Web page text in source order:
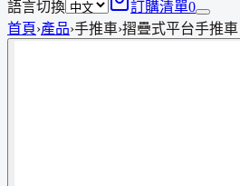
語言切換
訂購清單0
首頁›產品›手推車›摺疊式平台手推車